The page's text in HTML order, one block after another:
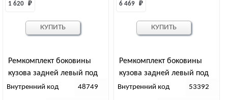
Ремкомплект боковины
кузова задней левый под
колесо УАЗ 452
1 620 ₽
Внутренний код 48749
КУПИТЬ
Ремкомплект боковины
кузова задней левый под
колесо УАЗ Патриот
6 469 ₽
Внутренний код 53392
КУПИТЬ